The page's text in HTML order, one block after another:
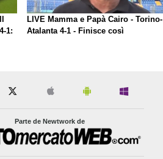
1:
LIVE Mamma e Papà Cairo - Torino-
Atalanta 4-1 - Finisce così
Parte de Newtwork de